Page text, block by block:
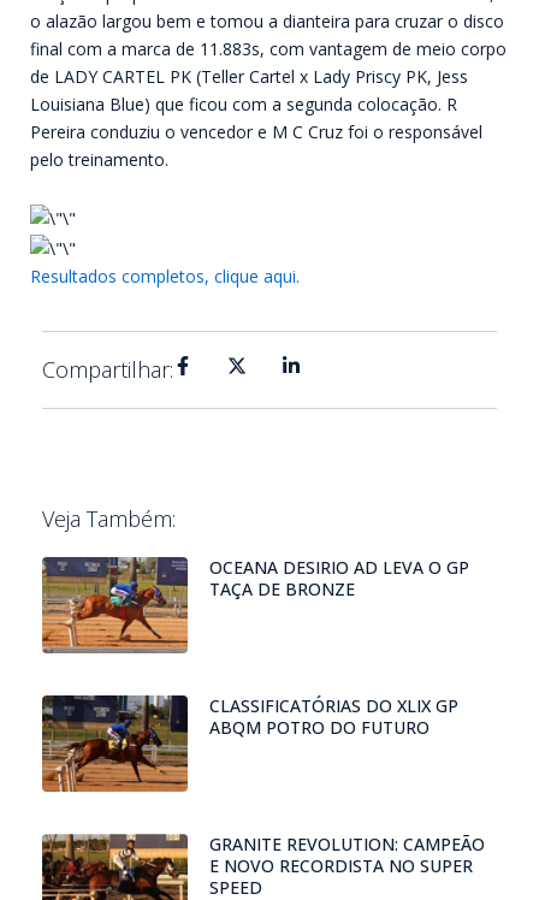
o alazão largou bem e tomou a dianteira para cruzar o disco
final com a marca de 11.883s, com vantagem de meio corpo
de LADY CARTEL PK (Teller Cartel x Lady Priscy PK, Jess
Louisiana Blue) que ficou com a segunda colocação. R
Pereira conduziu o vencedor e M C Cruz foi o responsável
pelo treinamento.
Resultados completos, clique aqui.
Compartilhar:
Veja Também:
OCEANA DESIRIO AD LEVA O GP
TAÇA DE BRONZE
CLASSIFICATÓRIAS DO XLIX GP
ABQM POTRO DO FUTURO
GRANITE REVOLUTION: CAMPEÃO
E NOVO RECORDISTA NO SUPER
SPEED